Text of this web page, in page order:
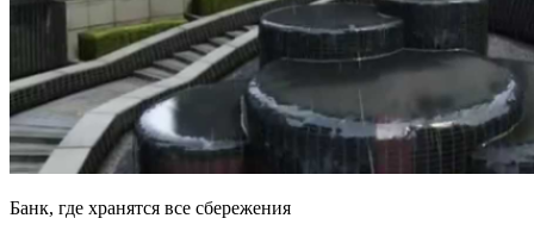
Банк, где хранятся все сбережения